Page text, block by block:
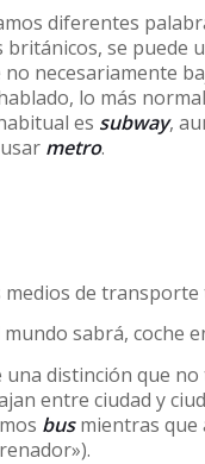
diferentes
británicos, se puede
no necesariamente
lo más
es subway,
metro.
medios de
sabrá, coche
una distinción que
entre ciudad y
busmientras que